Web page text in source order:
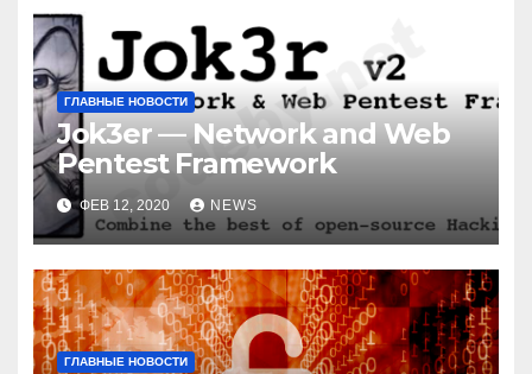
ГЛАВНЫЕ НОВОСТИ
Jok3er — Network and Web
Pentest Framework
ФЕВ 12, 2020 NEWS
ГЛАВНЫЕ НОВОСТИ